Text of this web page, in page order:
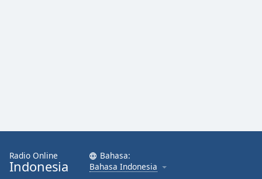
Radio Online
Indonesia
Bahasa:
Bahasa Indonesia